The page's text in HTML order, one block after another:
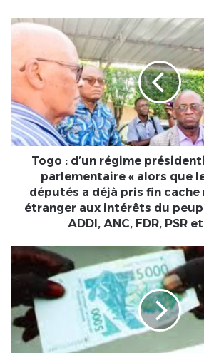
Togo
régime
présidentiel
à
un
régime
parlementaire
députés
a
déjà
fin
cache
mal
Togo : d’un régime
parlementaire « alors que
députés a déjà pris fin cache
étranger aux intérêts du
ADDI, ANC, FDR, PSR
[LeCoupD'œil]
scrutin,
Législatives
et
Régionales